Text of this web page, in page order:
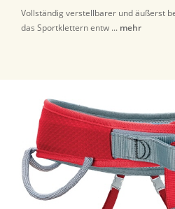
Vollständig verstellbarer und äußerst
das Sportklettern entw ... mehr